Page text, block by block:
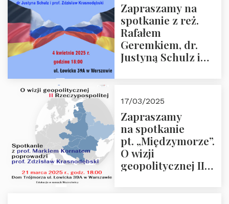
Zapraszamy na
spotkanie z reż.
Rafałem
Geremkiem, dr.
Justyną Schulz i
“Rosja-Niemcy…”
17/03/2025
Zapraszamy
na spotkanie
pt. „Międzymorze”.
O wizji
geopolitycznej II